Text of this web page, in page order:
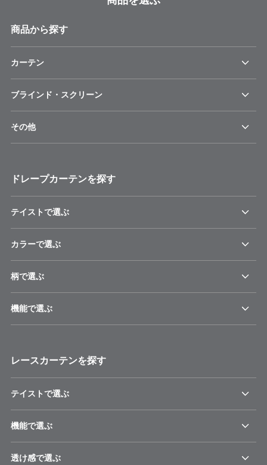
商品から探す
カーテン
ブラインド・スクリーン
その他
ドレープカーテンを探す
テイストで選ぶ
カラーで選ぶ
柄で選ぶ
機能で選ぶ
レースカーテンを探す
テイストで選ぶ
機能で選ぶ
透け感で選ぶ